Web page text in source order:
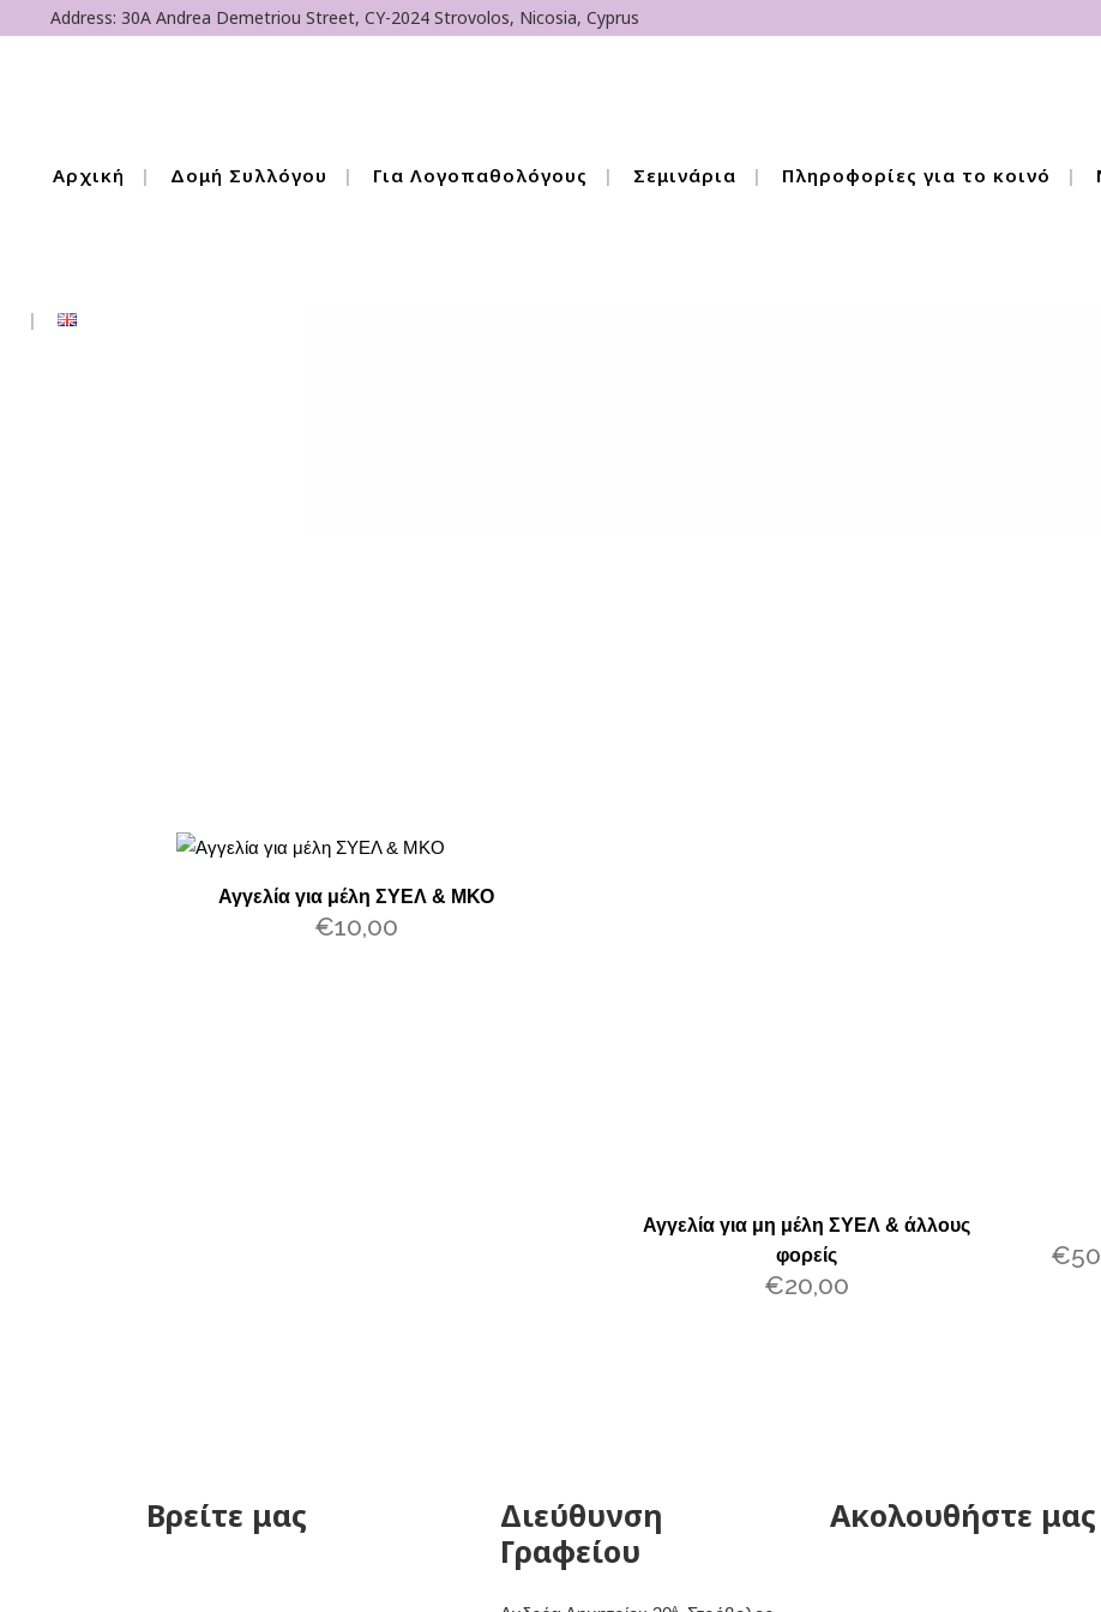
Address: 30A Andrea Demetriou Street, CY-2024 Strovolos, Nicosia, Cyprus
Αρχική Δομή Συλλόγου Για Λογοπαθολόγους Σεμινάρια Πληροφορίες για το κοινό
Αγγελία για μέλη ΣΥΕΛ & ΜΚΟ
€10,00
Αγγελία για μη μέλη ΣΥΕΛ & άλλους
φορείς
€20,00
€
Βρείτε μας
Διεύθυνση
Γραφείου
Ακολουθήστε μας